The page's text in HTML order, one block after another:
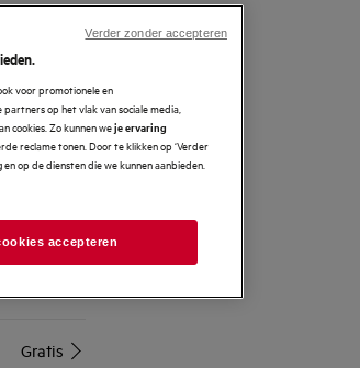
Gratis
25 €
Gratis
Gratis
voor promotionele en
op het vlak van sociale media,
cookies. Zo kunnen weje ervaring
reclame tonen. Door te klikken op ‘Verder
op de diensten die we kunnen aanbieden.
accepteren
Verder zonder accepteren